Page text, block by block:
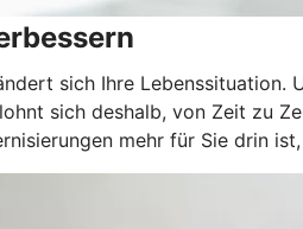
sich Ihre Lebenssituation.
sich deshalb, von Zeit zu
mehr für Sie drin